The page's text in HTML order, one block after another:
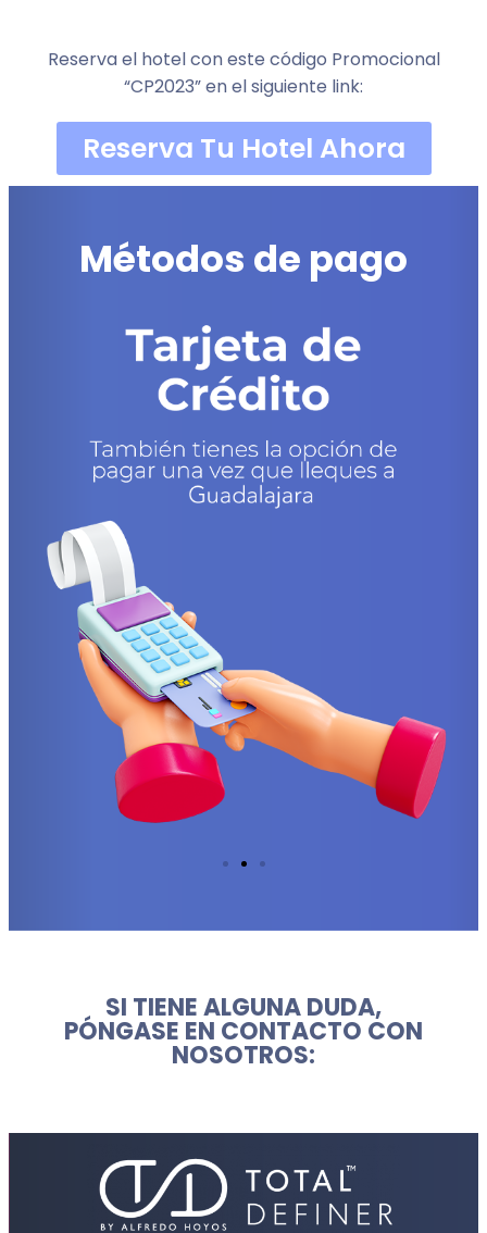
Reserva el hotel con este código Promocional
“CP2023” en el siguiente link:
Reserva Tu Hotel Ahora
Métodos de pago
SI TIENE ALGUNA DUDA,
PÓNGASE EN CONTACTO CON
NOSOTROS: